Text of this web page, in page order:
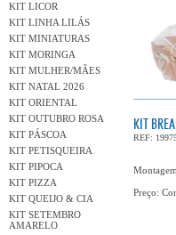
KIT LICOR
KIT LINHA LILÁS
KIT MINIATURAS
KIT MORINGA
KIT MULHER/MÃES
KIT NATAL 2026
KIT ORIENTAL
KIT OUTUBRO ROSA
KIT PÁSCOA
KIT PETISQUEIRA
KIT PIPOCA
KIT PIZZA
KIT QUEIJO & CIA
KIT SETEMBRO
AMARELO
KIT
REF:
Preço: